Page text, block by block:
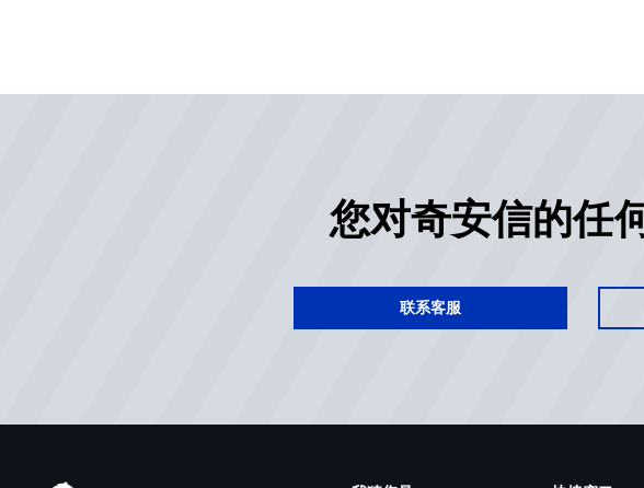
您对奇安信的任
联系客服